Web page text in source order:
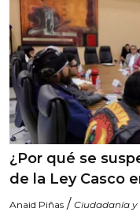
¿Por qué se
de la Ley Casco
Anaid Piñas / Ciudadanía y